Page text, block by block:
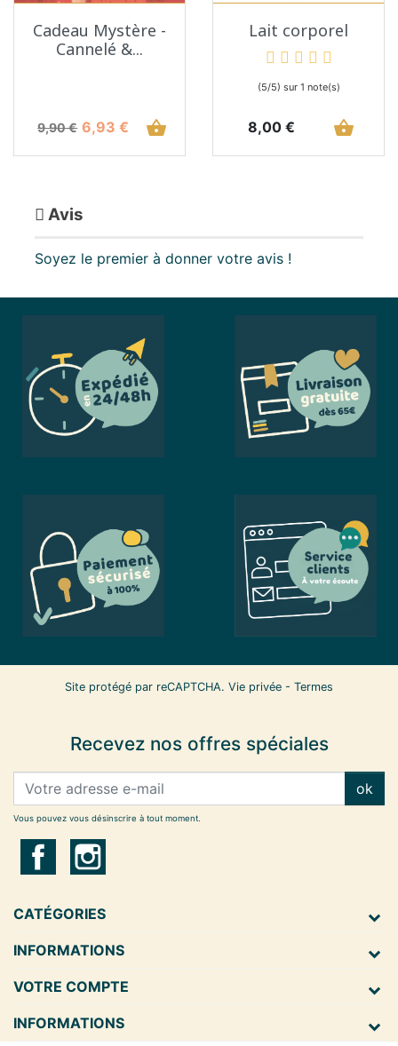
Cadeau Mystère -
Cannelé &...
Prix de base
9,90 € Prix
6,93 € shopping_basket
Lait corporel
(5/5) sur 1 note(s)
Prix
8,00 € shopping_basket
Avis
Soyez le premier à donner votre avis !
Site protégé par reCAPTCHA. Vie privée - Termes
Recevez nos offres spéciales
ok
Vous pouvez vous désinscrire à tout moment.
CATÉGORIES
INFORMATIONS
VOTRE COMPTE
INFORMATIONS